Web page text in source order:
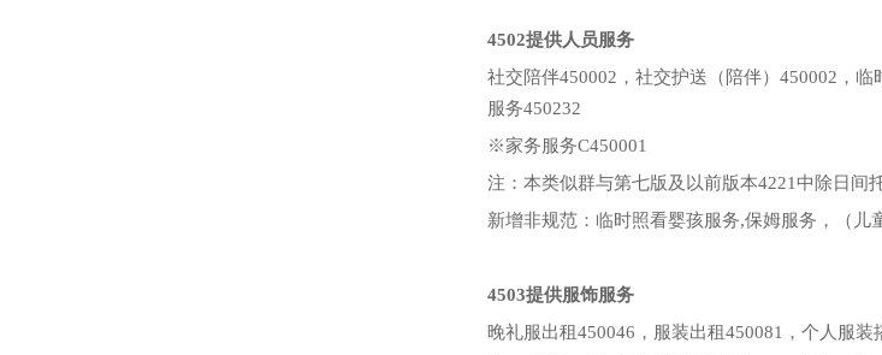
4502提供人员服务
社交陪伴450002，社交护送（陪伴）450002，
服务450232
※家务服务C450001
注：本类似群与第七版及以前版本4221中除日间
新增非规范：临时照看婴孩服务,保姆服务，（儿
4503提供服饰服务
晚礼服出租450046，服装出租450081，个人服